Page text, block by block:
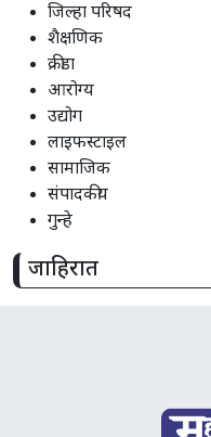
जिल्हा परिषद
शैक्षणिक
क्रीडा
आरोग्य
उद्योग
लाइफस्टाइल
सामाजिक
संपादकीय
गुन्हे
जाहिरात